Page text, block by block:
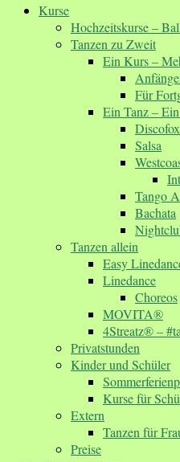
Kurse
Hochzeitskurse –
Tanzen zu Zweit
Ein Kurs –
Für
Ein Tanz –
Discofox
Salsa
Tango
Bachata
Tanzen allein
Easy
Linedance
Choreos
MOVITA®
4Streatz® –
Privatstunden
Kinder und Schüler
Kurse für
Extern
Tanzen für
Preise